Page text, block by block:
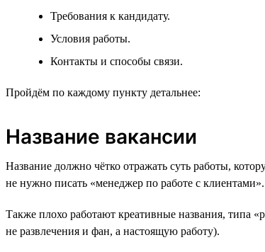
Требования к кандидату.
Условия работы.
Контакты и способы связи.
Пройдём по каждому пункту детальнее:
Название вакансии
Название должно чётко отражать суть работы,
не нужно писать «менеджер по работе с
Также плохо работают креативные названия, типа
не развлечения и фан, а настоящую работу).